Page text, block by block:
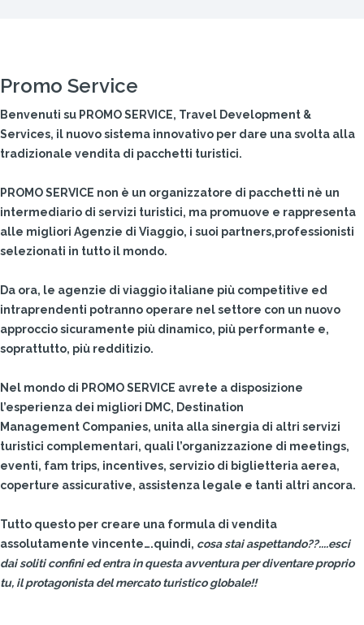
Promo Service
Benvenuti su PROMO SERVICE, Travel Development &
Services, il nuovo sistema innovativo per dare una svolta alla
tradizionale vendita di pacchetti turistici.
PROMO SERVICE non è un organizzatore di pacchetti nè un
intermediario di servizi turistici, ma promuove e rappresenta
alle migliori Agenzie di Viaggio, i suoi partners,professionisti
selezionati in tutto il mondo.
Da ora, le agenzie di viaggio italiane più competitive ed
intraprendenti potranno operare nel settore con un nuovo
approccio sicuramente più dinamico, più performante e,
soprattutto, più redditizio.
Nel mondo di PROMO SERVICE avrete a disposizione
l’esperienza dei migliori DMC, Destination
Management Companies, unita alla sinergia di altri servizi
turistici complementari, quali l’organizzazione di meetings,
eventi, fam trips, incentives, servizio di biglietteria aerea,
coperture assicurative, assistenza legale e tanti altri ancora.
Tutto questo per creare una formula di vendita
assolutamente vincente….quindi, cosa stai aspettando??....esci
dai soliti confini ed entra in questa avventura per diventare proprio
tu, il protagonista del mercato turistico globale!!